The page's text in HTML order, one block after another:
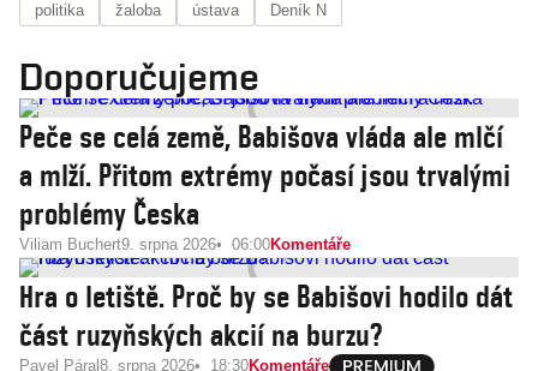
politika
žaloba ústava Deník N
Doporučujeme
Peče se celá země, Babišova vláda ale mlčí
a mlží. Přitom extrémy počasí jsou trvalými
problémy Česka
Viliam Buchert9. srpna 2026 06:00Komentáře
Hra o letiště. Proč by se Babišovi hodilo dát
část ruzyňských akcií na burzu?
Pavel Páral 8. srpna 2026 18:30Komentáře